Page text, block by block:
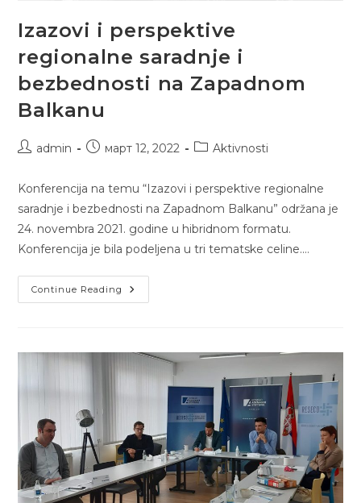
Izazovi i perspektive
regionalne saradnje i
bezbednosti na Zapadnom
Balkanu
Postadmin
Postмарт 12, 2022
PostAktivnosti
Konferencija na temu “Izazovi i perspektive regionalne
saradnje i bezbednosti na Zapadnom Balkanu” održana je
24. novembra 2021. godine u hibridnom formatu.
Konferencija je bila podeljena u tri tematske celine.…
Continue Reading Izazovi
I
Bezbednosti
Na
Zapadnom
Balkanu